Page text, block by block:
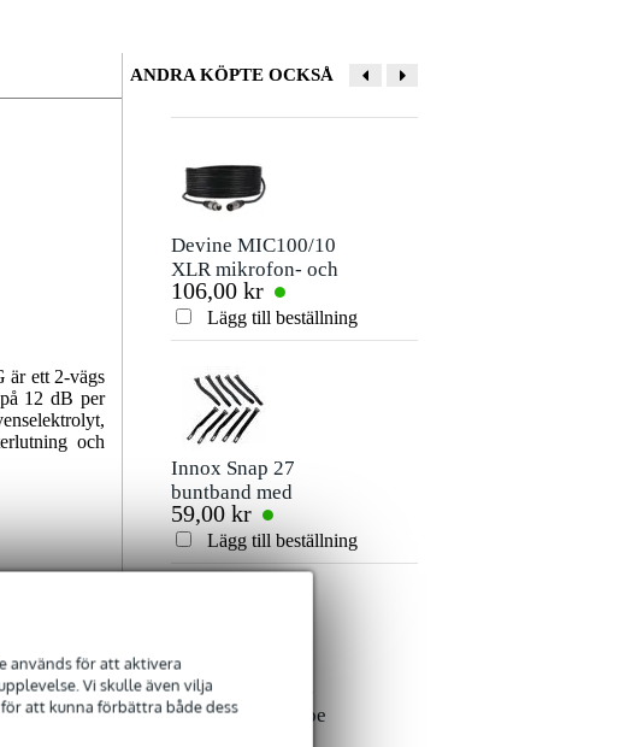
används för att aktivera
Vi skulle även vilja
att kunna förbättra både dess
är ett 2-vägs
12 dB per
och
Smeknamn
Betyg
Skicka
Det finns ännu inga recensioner för denna produkt.
ANDRA KÖPTE OCKSÅ
Devine MIC100/10
XLR mikrofon- och
signalkabel 10
meter
106,00 kr
Lägg till beställning
Innox Snap 27
buntband med
kardborreband
(10st)
59,00 kr
Lägg till beställning
Innox ETA GAF-
01-BK Gaffa Tape